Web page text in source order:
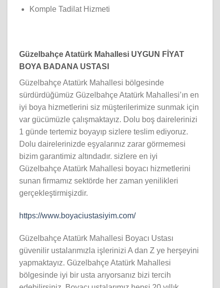
Komple Tadilat Hizmeti
Güzelbahçe Atatürk Mahallesi UYGUN FİYAT
BOYA BADANA USTASI
Güzelbahçe Atatürk Mahallesi bölgesinde
sürdürdüğümüz Güzelbahçe Atatürk Mahallesi’ın en
iyi boya hizmetlerini siz müşterilerimize sunmak için
var gücümüzle çalışmaktayız. Dolu boş dairelerinizi
1 günde tertemiz boyayıp sizlere teslim ediyoruz.
Dolu dairelerinizde eşyalarınız zarar görmemesi
bizim garantimiz altındadır. sizlere en iyi
Güzelbahçe Atatürk Mahallesi boyacı hizmetlerini
sunan firmamız sektörde her zaman yenilikleri
gerçekleştirmişizdir.
https://www.boyaciustasiyim.com/
Güzelbahçe Atatürk Mahallesi Boyacı Ustası
güvenilir ustalarımızla işlerinizi A dan Z ye herşeyini
yapmaktayız. Güzelbahçe Atatürk Mahallesi
bölgesinde iyi bir usta arıyorsanız bizi tercih